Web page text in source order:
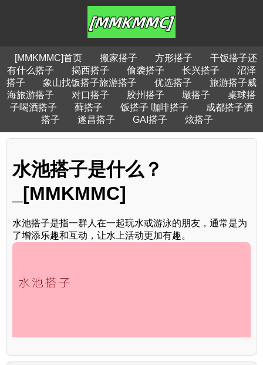
[MMKMMC]首页 搬家搭子 方形搭子
干饭搭子还
有什么搭子
揭西搭子 偷袭搭子 长兴搭子
沼泽
搭子
象山找饭搭子旅游搭子 优选搭子
旅游搭子威
海旅游搭子
对口搭子 胶州搭子 墩搭子
桌球搭
子喝酒搭子
藓搭子 饭搭子 咖啡搭子
成都搭子酒
搭子
遂昌搭子 GAI搭子 炫搭子
水池搭子是什么？
_[MMKMMC]
水池搭子是指一群人在一起玩水或游泳的朋友，通常是为
了增添乐趣和互动，让水上活动更加有趣。